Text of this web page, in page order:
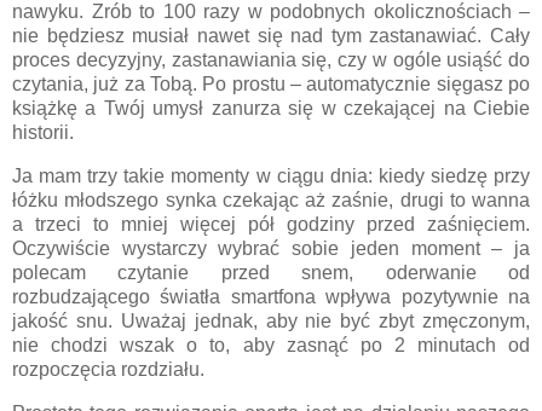
nawyku. Zrób to 100 razy w podobnych okolicznościach –
nie będziesz musiał nawet się nad tym zastanawiać. Cały
proces decyzyjny, zastanawiania się, czy w ogóle usiąść do
czytania, już za Tobą. Po prostu – automatycznie sięgasz po
książkę a Twój umysł zanurza się w czekającej na Ciebie
historii.
Ja mam trzy takie momenty w ciągu dnia: kiedy siedzę przy
łóżku młodszego synka czekając aż zaśnie, drugi to wanna
a trzeci to mniej więcej pół godziny przed zaśnięciem.
Oczywiście wystarczy wybrać sobie jeden moment – ja
polecam czytanie przed snem, oderwanie od
rozbudzającego światła smartfona wpływa pozytywnie na
jakość snu. Uważaj jednak, aby nie być zbyt zmęczonym,
nie chodzi wszak o to, aby zasnąć po 2 minutach od
rozpoczęcia rozdziału.